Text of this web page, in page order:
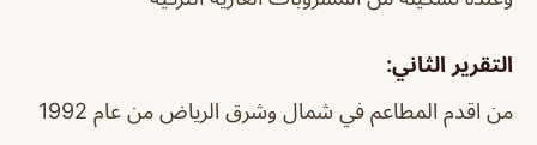
التقرير الثاني:
من اقدم المطاعم في شمال وشرق الرياض من عام 1992